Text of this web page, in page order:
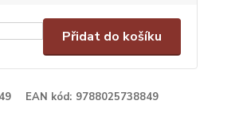
Přidat do košíku
EAN kód: 9788025738849